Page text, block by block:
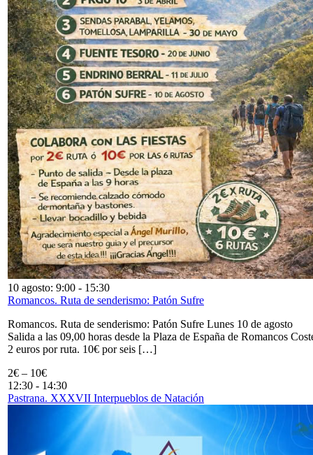
10 agosto: 9:00 - 15:30
Romancos. Ruta de senderismo: Patón Sufre
Romancos. Ruta de senderismo: Patón Sufre Lunes 10 de agosto
Salida a las 09,00 horas desde la Plaza de España de Romancos
2 euros por ruta. 10€ por seis […]
2€ – 10€
12:30 - 14:30
Pastrana. XXXVII Interpueblos de Natación